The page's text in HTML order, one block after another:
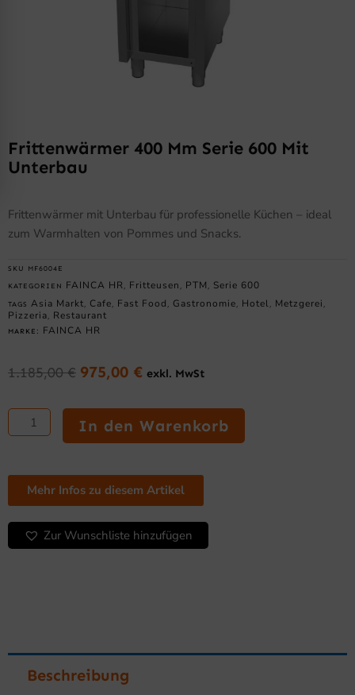
Frittenwärmer 400 Mm Serie 600 Mit
Unterbau
Frittenwärmer mit Unterbau für professionelle Küchen – ideal
zum Warmhalten von Pommes und Snacks.
SKU MF6004E
KATEGORIEN FAINCA HR Fritteusen PTM Serie 600
TAGS Asia Markt Cafe Fast Food Gastronomie Hotel Metzgerei
Pizzeria Restaurant
MARKE: FAINCA HR
1.185,00€ Ursprünglicher
war:
1.185,00 €
975,00 € Aktueller
ist:
975,00 €.
exkl. MwSt
Frittenwärmer
mm
600
mit
Unterbau
Menge
In den Warenkorb
Mehr Infos zu diesem Artikel
Zur Wunschliste hinzufügen
Beschreibung